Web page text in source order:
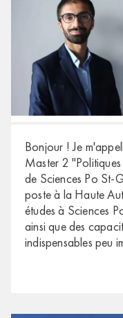
Bonjour ! Je
Master 2
de Sciences Po St-
poste à la Haute
études à Sciences
ainsi que des
indispensables peu